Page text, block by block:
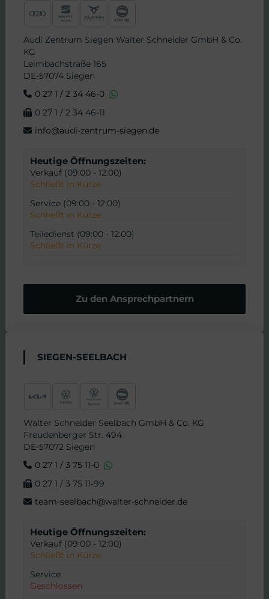
Audi Zentrum Siegen Walter Schneider GmbH & Co.
KG
Leimbachstraße 165
DE-57074 Siegen
0 27 1 / 2 34 46-0
0 27 1 / 2 34 46-11
info@audi-zentrum-siegen.de
Heutige Öffnungszeiten:
Verkauf (09:00 - 12:00)
Schließt in Kürze
Service (09:00 - 12:00)
Schließt in Kürze
Teiledienst (09:00 - 12:00)
Schließt in Kürze
Zu den Ansprechpartnern
SIEGEN-SEELBACH
Walter Schneider Seelbach GmbH & Co. KG
Freudenberger Str. 494
DE-57072 Siegen
0 27 1 / 3 75 11-0
0 27 1 / 3 75 11-99
team-seelbach@walter-schneider.de
Heutige Öffnungszeiten:
Verkauf (09:00 - 12:00)
Schließt in Kürze
Service
Geschlossen